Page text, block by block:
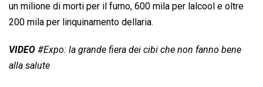
un milione di morti per il fumo, 600 mila per lalcool e oltre
200 mila per linquinamento dellaria.
VIDEO #Expo: la grande fiera dei cibi che non fanno bene
alla salute